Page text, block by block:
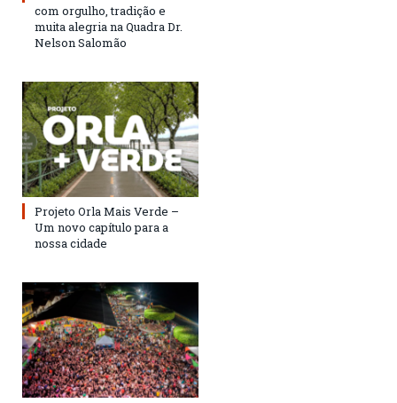
com orgulho, tradição e
muita alegria na Quadra Dr.
Nelson Salomão
Projeto Orla Mais Verde –
Um novo capítulo para a
nossa cidade